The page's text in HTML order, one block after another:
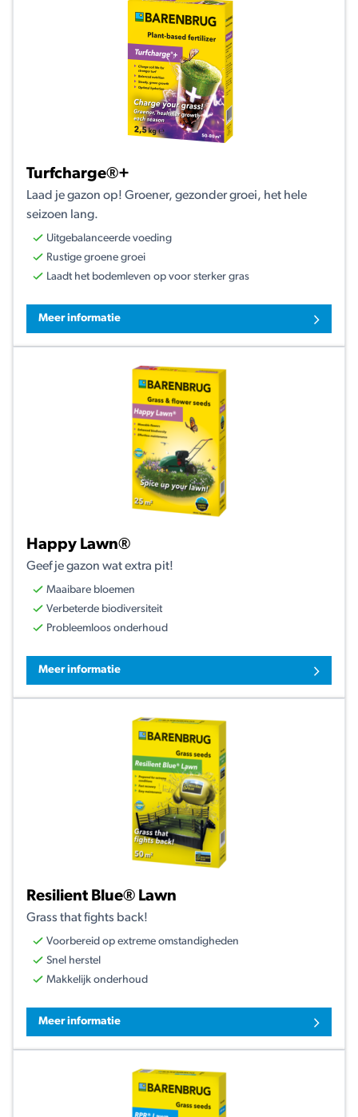
Turfcharge®+
Laad je gazon op! Groener, gezonder groei, het hele
seizoen lang.
Uitgebalanceerde voeding
Rustige groene groei
Laadt het bodemleven op voor sterker gras
Meer informatie
Happy Lawn®
Geef je gazon wat extra pit!
Maaibare bloemen
Verbeterde biodiversiteit
Probleemloos onderhoud
Meer informatie
Resilient Blue® Lawn
Grass that fights back!
Voorbereid op extreme omstandigheden
Snel herstel
Makkelijk onderhoud
Meer informatie